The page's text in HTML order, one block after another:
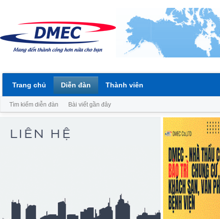
Trang chủ Diễn đàn
Tìm kiếm diễn đàn Bài viết gần đây
Thành viên